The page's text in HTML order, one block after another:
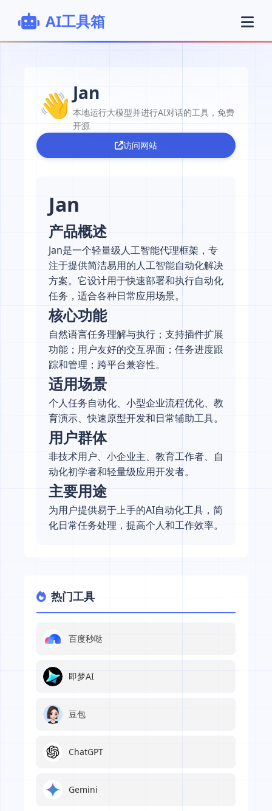
AI工具箱
Jan
本地运行大模型并进行AI对话的工具，免费
开源
访问网站
Jan
产品概述
Jan是一个轻量级人工智能代理框架，专
注于提供简洁易用的人工智能自动化解决
方案。它设计用于快速部署和执行自动化
任务，适合各种日常应用场景。
核心功能
自然语言任务理解与执行；支持插件扩展
功能；用户友好的交互界面；任务进度跟
踪和管理；跨平台兼容性。
适用场景
个人任务自动化、小型企业流程优化、教
育演示、快速原型开发和日常辅助工具。
用户群体
非技术用户、小企业主、教育工作者、自
动化初学者和轻量级应用开发者。
主要用途
为用户提供易于上手的AI自动化工具，简
化日常任务处理，提高个人和工作效率。
热门工具
百度秒哒
即梦AI
豆包
ChatGPT
Gemini